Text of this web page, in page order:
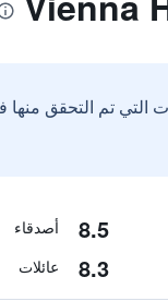
تم التحقق
8.5 أصدقاء
8.3 عائلات